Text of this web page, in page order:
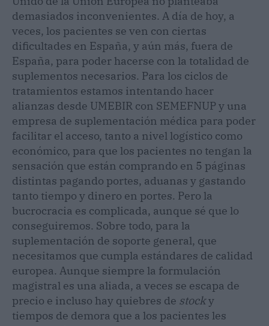
demasiados inconvenientes. A día de hoy, a
veces, los pacientes se ven con ciertas
dificultades en España, y aún más, fuera de
España, para poder hacerse con la totalidad de
suplementos necesarios. Para los ciclos de
tratamientos estamos intentando hacer
alianzas desde UMEBIR con SEMEFNUP y una
empresa de suplementación médica para poder
facilitar el acceso, tanto a nivel logístico como
económico, para que los pacientes no tengan la
sensación que están comprando en 5 páginas
distintas pagando portes, aduanas y gastando
tanto tiempo y dinero en portes. Pero la
bucrocracia es complicada, aunque sé que lo
conseguiremos. Sobre todo, para la
suplementación de soporte general, que
necesitamos que cumpla estándares de calidad
europea. Aunque siempre la formulación
magistral es una aliada, a veces se escapa de
precio e incluso hay quiebres de stocky
tiempos de demora que a los pacientes les